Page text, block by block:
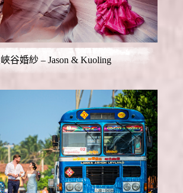
谷婚紗 – Jason & Kuoling